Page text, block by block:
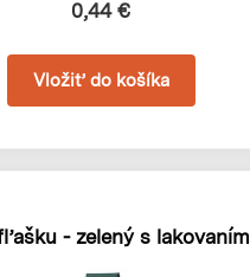
0,44 €
- zelený s lakovaním